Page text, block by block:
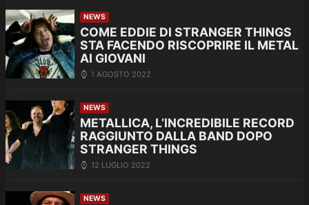
NEWS
COME EDDIE DI STRANGER THINGS
STA FACENDO RISCOPRIRE IL METAL
AI GIOVANI
1 AGOSTO 2022
NEWS
METALLICA, L’INCREDIBILE RECORD
RAGGIUNTO DALLA BAND DOPO
STRANGER THINGS
12 LUGLIO 2022
NEWS